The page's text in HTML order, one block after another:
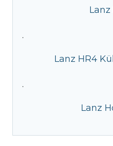
Lanz
·
Lanz HR4
·
Lanz